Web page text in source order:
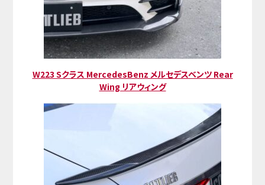
W223 Sクラス MercedesBenz メルセデスベンツ Rear
Wing リアウィング